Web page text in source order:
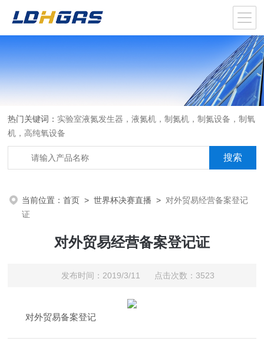
热门关键词： 实验室液氮发生器，液氮机，制氮机，制氮设备，制氧
机，高纯氧设备
当前位置：首页 >世界杯决赛直播 > 对外贸易经营备案登记
证
对外贸易经营备案登记证
发布时间：2019/3/11 点击次数：3523
对外贸易备案登记